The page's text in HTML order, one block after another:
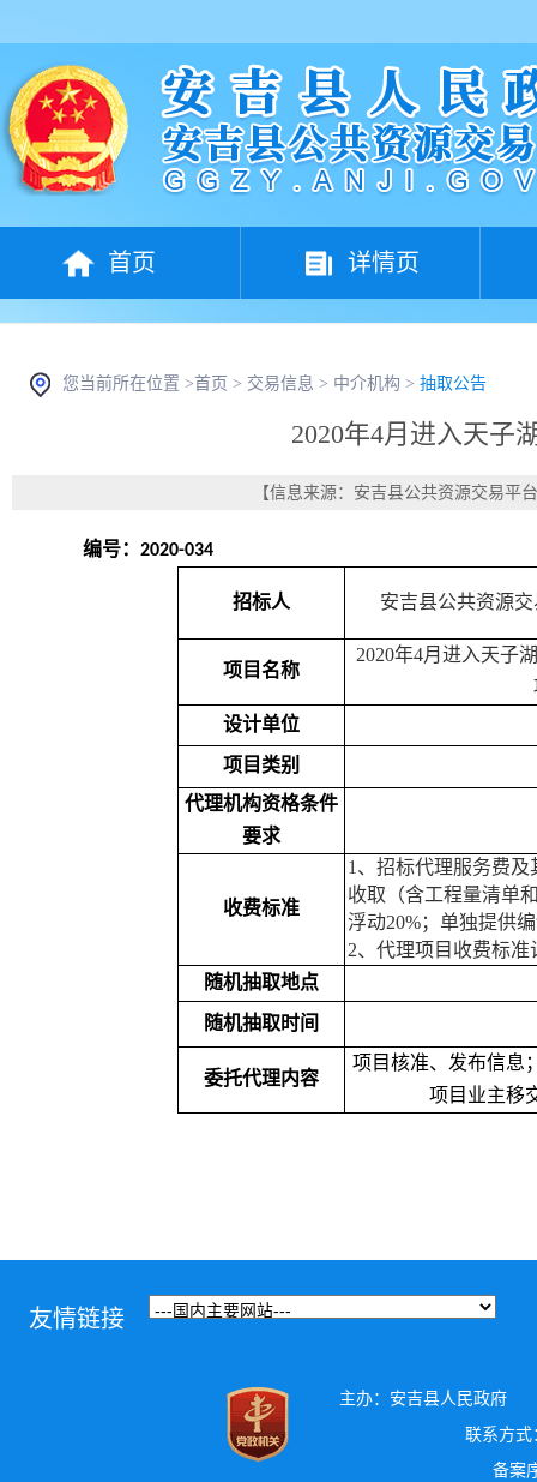
首页 详情页
您当前所在位置 >首页 > 交易信息 > 中介机构 > 抽取公告
2020年4月进入天子
【信息来源：安吉县公共资源交易平
编号：2020-034
招标人 安吉县公共资源
项目名称
2020年4月进入天子
设计单位
项目类别
代理机构资格条件
要求
收费标准
1 、招标代理服务费
收取（含工程量清单
浮动20%；单独提供
2、代理项目收费标准
随机抽取地点
随机抽取时间
委托代理内容
项目核准、发布信息
项目业主移
友情链接
主办：安吉县人民政府
联系方式
备案